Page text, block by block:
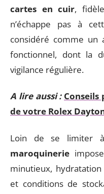
cartes en cuir,
n’échappe pas à
considéré comme un
fonctionnel, dont la
vigilance régulière.
A lire aussi :
de votre Rolex
Loin de se limiter
maroquinerie
minutieux,
et conditions de